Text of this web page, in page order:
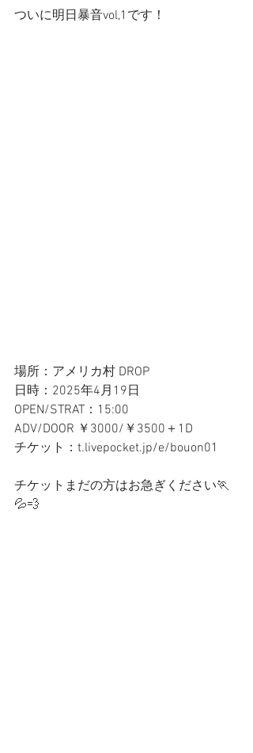
ついに明日暴音vol,1です！
場所：アメリカ村 DROP
日時：2025年4月19日
OPEN/STRAT：15:00
ADV/DOOR ￥3000/￥3500＋1D
チケット：t.livepocket.jp/e/bouon01
チケットまだの方はお急ぎください🏃
💦💨